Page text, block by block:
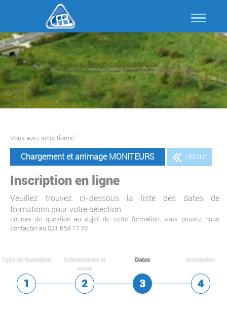
Vous avez selectionné:
Chargement et arrimage MONITEURS retour
Inscription en ligne
Veuillez trouvez ci-dessous la liste des dates de
formations pour votre sélection
En cas de question au sujet de cette formation, vous pouvez nous
contacter au021 654 77 70
Type de formation
Informations et
cours
Dates Inscription